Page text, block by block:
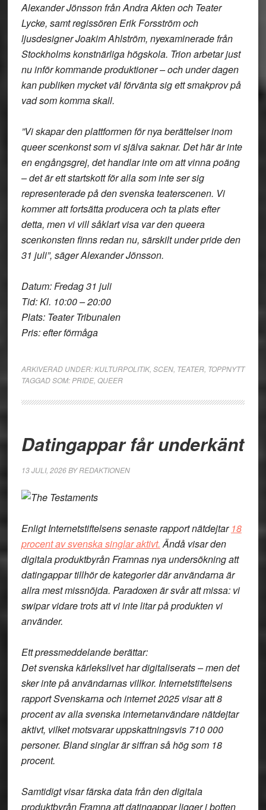
Alexander Jönsson från Andra Akten och Teater
Lycke, samt regissören Erik Forsström och
ljusdesigner Joakim Ahlström, nyexaminerade från
Stockholms konstnärliga högskola. Trion arbetar just
nu inför kommande produktioner – och under dagen
kan publiken mycket väl förvänta sig ett smakprov på
vad som komma skall.
”Vi skapar den plattformen för nya berättelser inom
queer scenkonst som vi själva saknar. Det här är inte
en engångsgrej, det handlar inte om att vinna poäng
– det är ett startskott för alla som inte ser sig
representerade på den svenska teaterscenen. Vi
kommer att fortsätta producera och ta plats efter
detta, men vi vill såklart visa var den queera
scenkonsten finns redan nu, särskilt under pride den
31 juli”, säger Alexander Jönsson.
Datum: Fredag 31 juli
Tid: Kl. 10:00 – 20:00
Plats: Teater Tribunalen
Pris: efter förmåga
ARKIVERAD UNDER:KULTURPOLITIK, SCEN, TEATER, TOPPNYTT
TAGGAD SOM: PRIDE, QUEER
Datingappar får underkänt
13 JULI, 2026BYREDAKTIONEN
Enligt Internetstiftelsens senaste rapport nätdejtar 18
procent av svenska singlar aktivt.Ändå visar den
digitala produktbyrån Framnas nya undersökning att
datingappar tillhör de kategorier där användarna är
allra mest missnöjda. Paradoxen är svår att missa: vi
swipar vidare trots att vi inte litar på produkten vi
använder.
Ett pressmeddelande berättar:
Det svenska kärlekslivet har digitaliserats – men det
sker inte på användarnas villkor. Internetstiftelsens
rapport Svenskarna och internet 2025 visar att 8
procent av alla svenska internetanvändare nätdejtar
aktivt, vilket motsvarar uppskattningsvis 710 000
personer. Bland singlar är siffran så hög som 18
procent.
Samtidigt visar färska data från den digitala
produktbyrån Framna att datingappar ligger i botten